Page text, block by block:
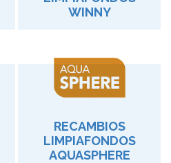
WINNY
RECAMBIOS
LIMPIAFONDOS
AQUASPHERE